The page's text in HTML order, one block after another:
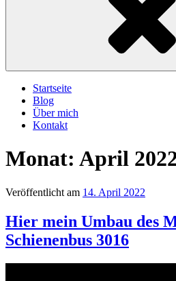
Startseite
Blog
Über mich
Kontakt
Monat: April
Veröffentlicht am 14. April 2022
Hier mein Umbau des
Schienenbus 3016